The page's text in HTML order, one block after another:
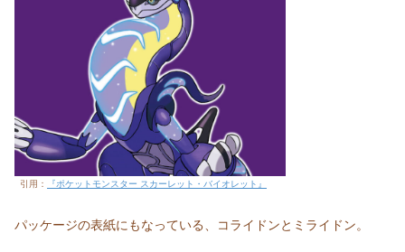
引用： 『ポケットモンスター スカーレット・バイオレット』
パッケージの表紙にもなっている、コライドンとミライドン。